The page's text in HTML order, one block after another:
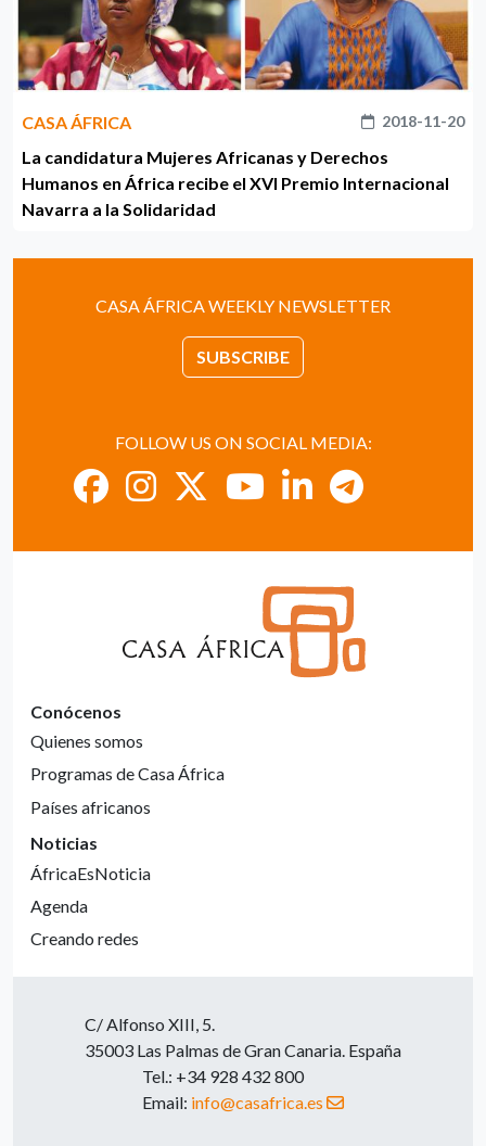
CASA ÁFRICA 2018-11-20
La candidatura Mujeres Africanas y Derechos
Humanos en África recibe el XVI Premio Internacional
Navarra a la Solidaridad
CASA ÁFRICA WEEKLY NEWSLETTER
SUBSCRIBE
FOLLOW US ON SOCIAL MEDIA:
Conócenos
Quienes somos
Programas de Casa África
Países africanos
Noticias
ÁfricaEsNoticia
Agenda
Creando redes
C/ Alfonso XIII, 5.
35003 Las Palmas de Gran Canaria. España
Tel.: +34 928 432 800
Email: info@casafrica.es